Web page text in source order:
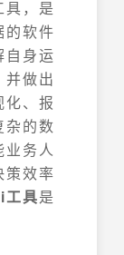
具，是
的软件
自身运
做出
、报
杂的数
务人
策效率
具是